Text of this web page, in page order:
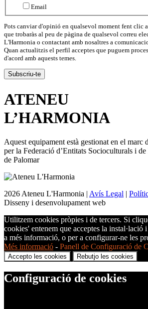
Email
Pots canviar d'opinió en qualsevol moment fent clic
que trobaràs al peu de pàgina de qualsevol correu
L'Harmonia o contactant amb nosaltres a
Quan actualitzis el perfil acceptes que puguem
d'acord amb aquests temes.
ATENEU
L’HARMONIA
Aquest equipament està gestionat en el marc
per la Federació d’Entitats Socioculturals i
de Palomar
2026 Ateneu L'Harmonia | Avís Legal |
Disseny i desenvolupament web
Utilitzem cookies pròpies i de tercers. Si
cookies' entenem que acceptes la instal·lació
a més informació, o per a configurar-ne les
Més informació - Panell de Configuració de
Accepto les cookies Rebutjo les cookies
Configuració de cookies